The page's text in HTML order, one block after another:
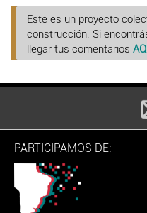
Este es un proyecto
construcción. Si
llegar tus comentarios
PARTICIPAMOS DE: